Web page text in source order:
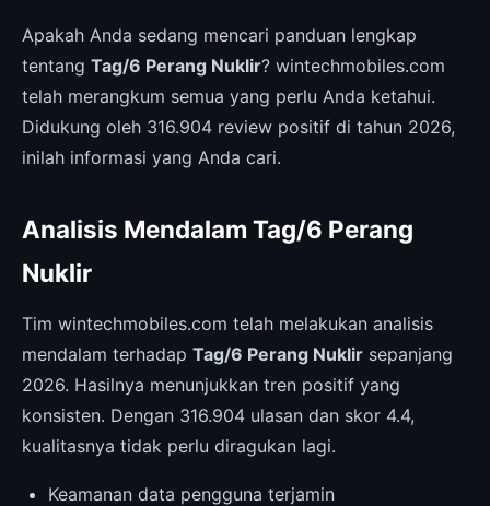
Apakah Anda sedang mencari panduan lengkap
tentang Tag/6 Perang Nuklir? wintechmobiles.com
telah merangkum semua yang perlu Anda ketahui.
Didukung oleh 316.904 review positif di tahun 2026,
inilah informasi yang Anda cari.
Analisis Mendalam Tag/6 Perang
Nuklir
Tim wintechmobiles.com telah melakukan analisis
mendalam terhadap Tag/6 Perang Nuklir sepanjang
2026. Hasilnya menunjukkan tren positif yang
konsisten. Dengan 316.904 ulasan dan skor 4.4,
kualitasnya tidak perlu diragukan lagi.
Keamanan data pengguna terjamin